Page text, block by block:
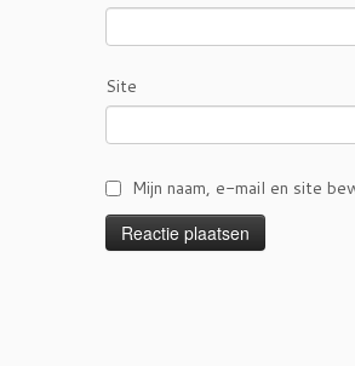
Site
Mijn naam, e-mail en site